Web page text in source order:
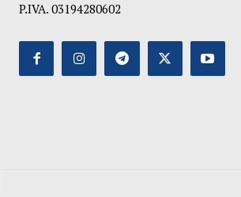
P.IVA. 03194280602